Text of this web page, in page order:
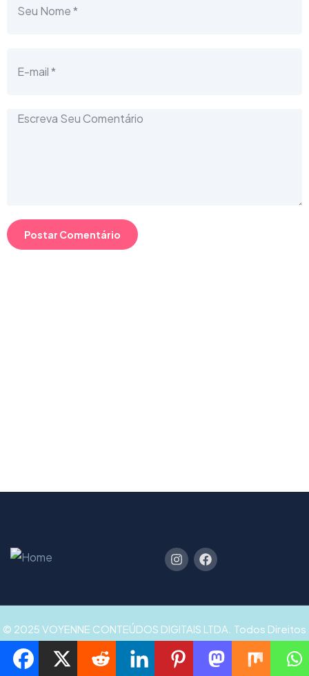
© 2025 VOYENNE CONTEÚDOS DIGITAIS LTDA. Todos Direitos
Reservados.